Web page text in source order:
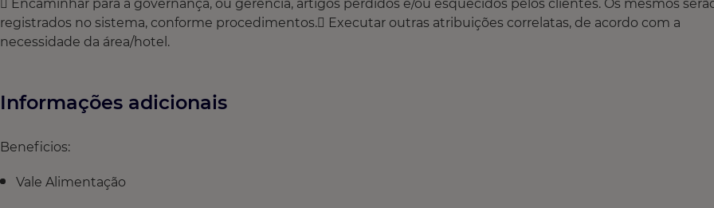
 Encaminhar para a governança, ou gerência, artigos perdidos e/ou esquecidos pelos clientes. Os mesmos
registrados no sistema, conforme procedimentos. Executar outras atribuições correlatas, de acordo com a
necessidade da área/hotel.
Informações adicionais
Beneficios:
Vale Alimentação